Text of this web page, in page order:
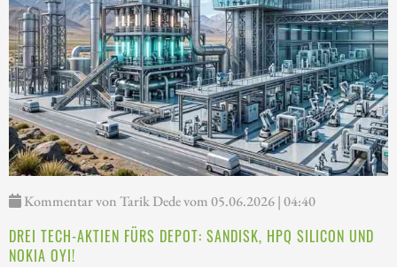
Kommentar von Tarik Dede vom 05.06.2026 | 04:40
DREI TECH-AKTIEN FÜRS DEPOT: SANDISK, HPQ SILICON UND
NOKIA OYI!